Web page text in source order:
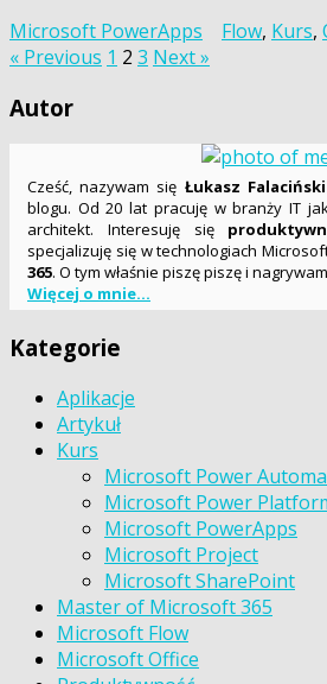
Microsoft PowerApps
Flow, Kurs,
Stronicowanie
wpisów
« Previous 1 2 3 Next »
Autor
Cześć, nazywam się Łukasz Falaciński
blogu. Od 20 lat pracuję w branży IT
architekt. Interesuję się
specjalizuję się w technologiach
365. O tym właśnie piszę piszę i
Więcej o mnie...
Kategorie
Aplikacje
Artykuł
Kurs
Microsoft Power
Microsoft Power
Microsoft PowerApps
Microsoft Project
Microsoft SharePoint
Master of Microsoft 365
Microsoft Flow
Microsoft Office